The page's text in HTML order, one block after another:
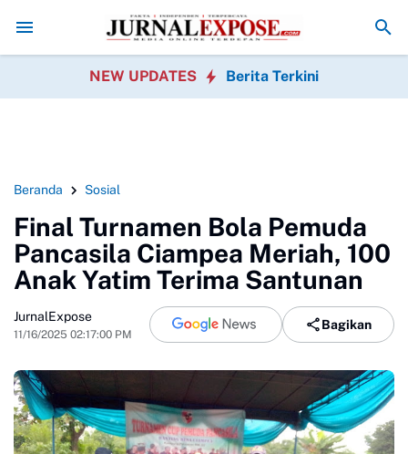
dan Setujui Perubahan KUA-PPAS 2026 Korban Terakhir Kapal
NEW UPDATES Berita Terkini
Beranda Sosial
Final Turnamen Bola Pemuda
Pancasila Ciampea Meriah, 100
Anak Yatim Terima Santunan
JurnalExpose
11/16/2025 02:17:00 PM
Bagikan